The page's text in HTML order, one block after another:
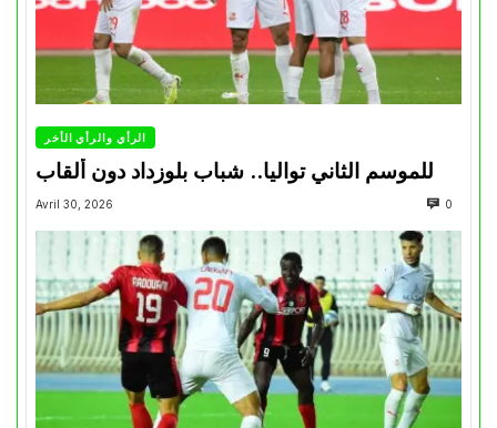
الرأي والرأي الأخر
للموسم الثاني تواليا.. شباب بلوزداد دون ألقاب
Avril 30, 2026 0